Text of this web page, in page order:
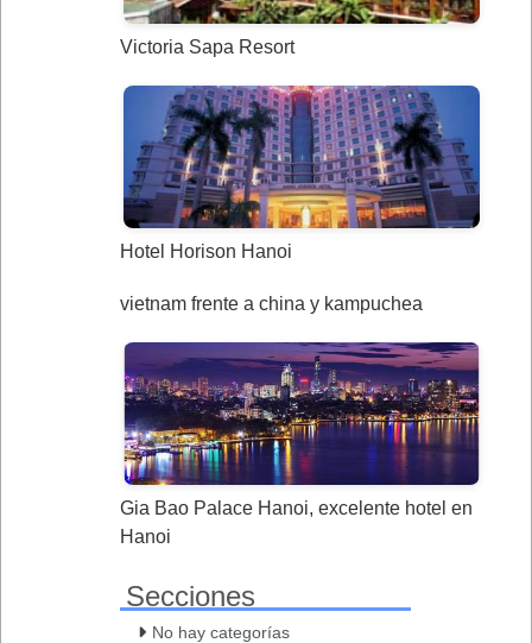
Victoria Sapa Resort
Hotel Horison Hanoi
vietnam frente a china y kampuchea
Gia Bao Palace Hanoi, excelente hotel en
Hanoi
Secciones
No hay categorías